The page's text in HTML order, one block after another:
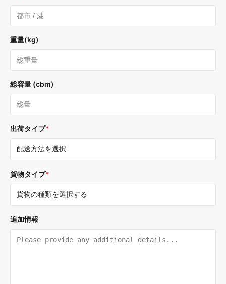
重量(kg)
総容量 (cbm)
出荷タイプ*
貨物タイプ*
追加情報